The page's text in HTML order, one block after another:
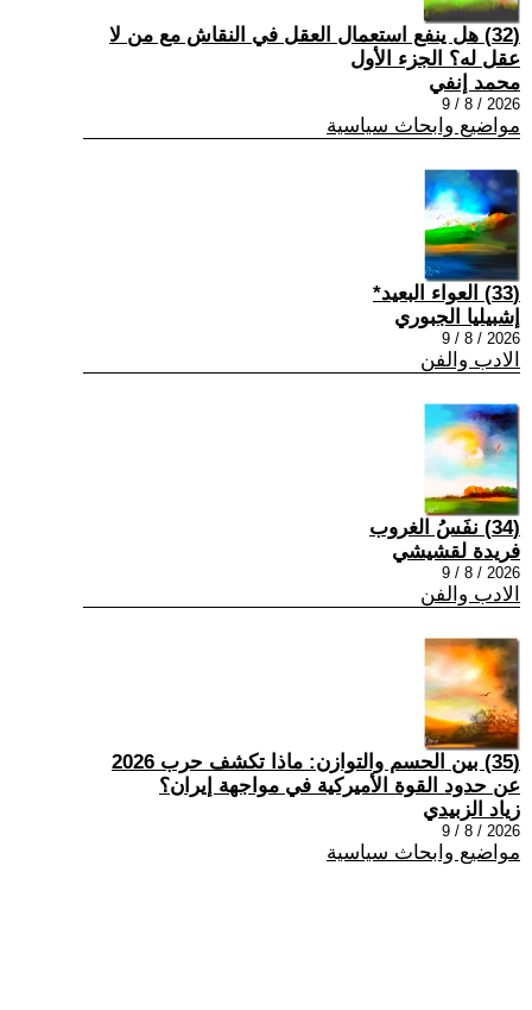
(32) هل ينفع استعمال العقل في النقاش مع من لا
عقل له؟ الجزء الأول
محمد إنفي
2026 / 8 / 9
مواضيع وابحاث سياسية
(33) العواء البعيد*
إشبيليا الجبوري
2026 / 8 / 9
الادب والفن
(34) نفَسُ الغروب
فريدة لقشيشي
2026 / 8 / 9
الادب والفن
(35) بين الحسم والتوازن: ماذا تكشف حرب 2026
عن حدود القوة الأميركية في مواجهة إيران؟
زياد الزبيدي
2026 / 8 / 9
مواضيع وابحاث سياسية